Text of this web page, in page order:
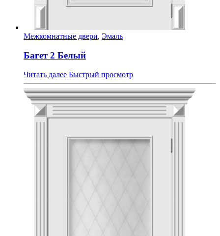
Межкомнатные двери, Эмаль
Багет 2 Белый
Читать далее Быстрый просмотр